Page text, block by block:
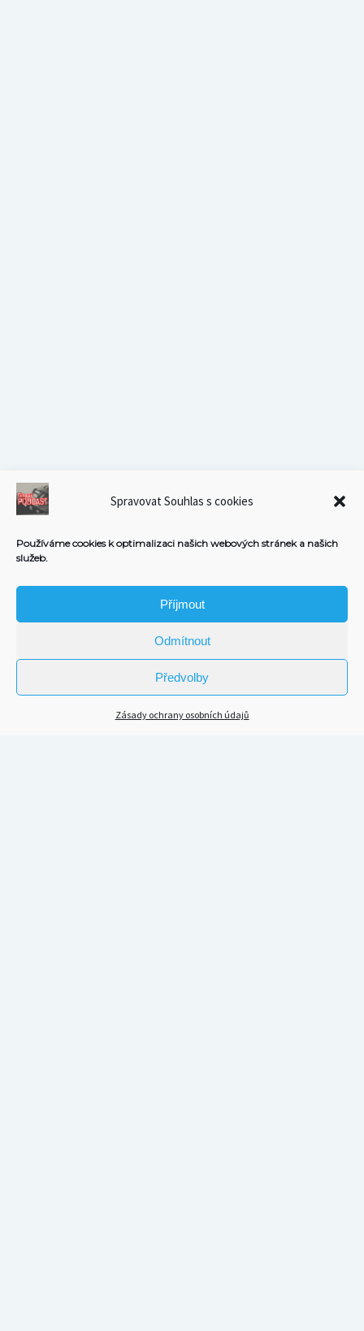
Spravovat Souhlas s cookies
Používáme cookies k optimalizaci našich webových stránek a našich
služeb.
Příjmout
Odmítnout
Předvolby
Zásady ochrany osobních údajů